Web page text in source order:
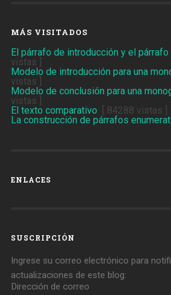
MÁS VISITADOS
El párrafo de introducción y el
vistas ]
Modelo de introducción para una
vistas ]
Modelo de conclusión para una
vistas ]
El texto comparativo [ 84288 vistas ]
La construcción de párrafos
ENLACES
SUSCRIPCIÓN
Ingrese su correo electrónico para
actualizaciones de este blog:
Dirección de correo